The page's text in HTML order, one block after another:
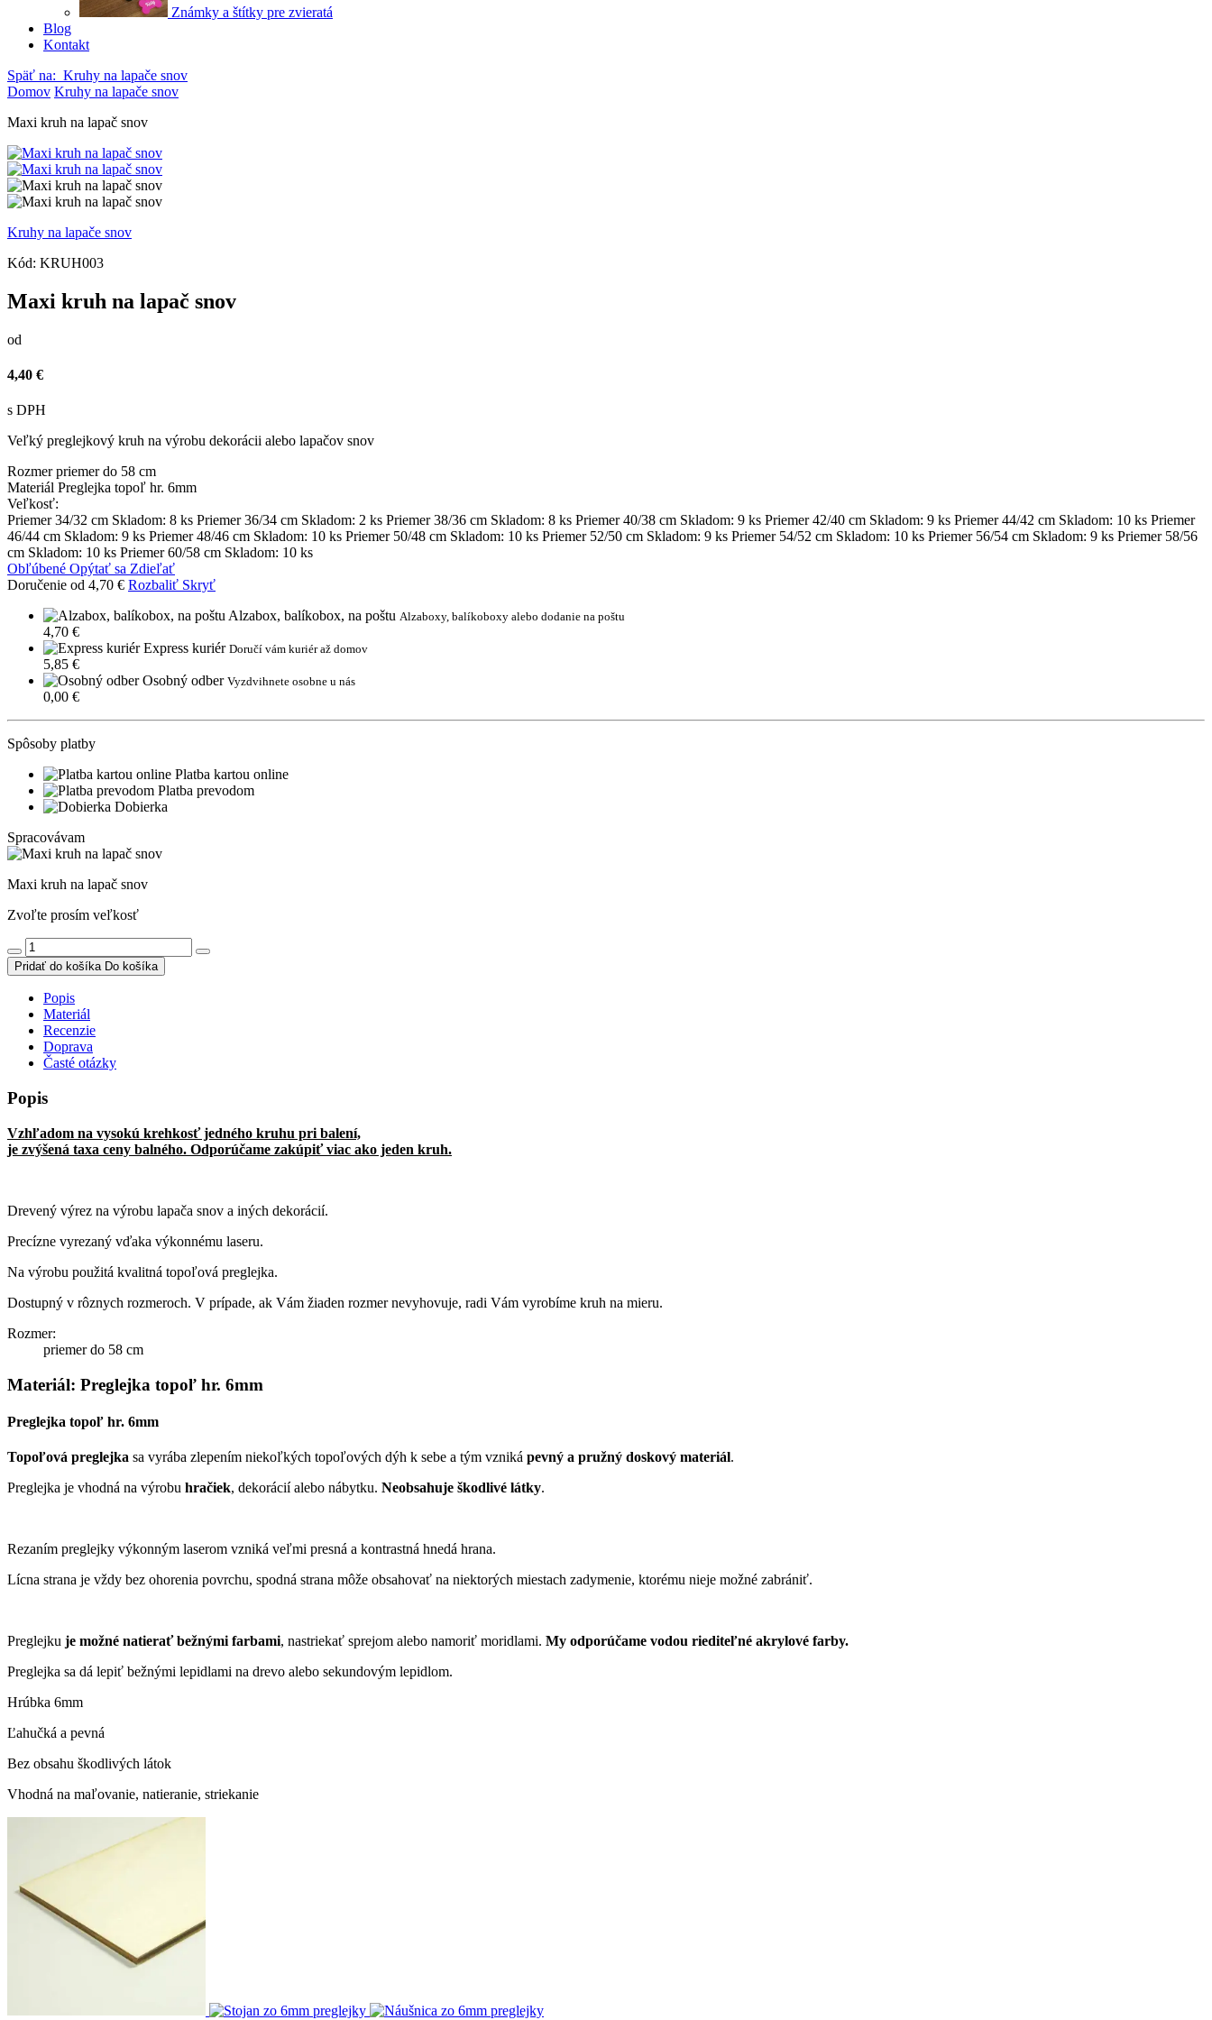
Známky a štítky pre zvieratá
Blog
Kontakt
Späť na: Kruhy na lapače snov
Domov Kruhy na lapače snov
Maxi kruh na lapač snov
Kruhy na lapače snov
Kód: KRUH003
Maxi kruh na lapač snov
od
4,40 €
s DPH
Veľký preglejkový kruh na výrobu dekorácii alebo lapačov snov
Rozmer priemer do 58 cm
Materiál Preglejka topoľ hr. 6mm
Veľkosť:
Priemer 34/32 cm Skladom: 8 ks Priemer 36/34 cm Skladom: 2 ks Priemer 38/36 cm Skladom: 8 ks Priemer 40/38 cm Skladom: 9 ks Priemer 42/40 cm Skladom: 9 ks Priemer 44/42 cm Skladom: 10 ks Priemer
46/44 cm Skladom: 9 ks Priemer 48/46 cm Skladom: 10 ks Priemer 50/48 cm Skladom: 10 ks Priemer 52/50 cm Skladom: 9 ks Priemer 54/52 cm Skladom: 10 ks Priemer 56/54 cm Skladom: 9 ks Priemer 58/56
cm Skladom: 10 ks Priemer 60/58 cm Skladom: 10 ks
Obľúbené Opýtať sa Zdieľať
Doručenie od 4,70 € Rozbaliť Skryť
Alzabox, balíkobox, na poštu Alzaboxy, balíkoboxy alebo dodanie na poštu
4,70 €
Express kuriér Doručí vám kuriér až domov
5,85 €
Osobný odber Vyzdvihnete osobne u nás
0,00 €
Spôsoby platby
Platba kartou online
Platba prevodom
Dobierka
Spracovávam
Maxi kruh na lapač snov
Zvoľte prosím veľkosť
Pridať do košíka Do košíka
Popis
Materiál
Recenzie
Doprava
Časté otázky
Popis
Vzhľadom na vysokú krehkosť jedného kruhu pri balení,
je zvýšená taxa ceny balného. Odporúčame zakúpiť viac ako jeden kruh.
Drevený výrez na výrobu lapača snov a iných dekorácií.
Precízne vyrezaný vďaka výkonnému laseru.
Na výrobu použitá kvalitná topoľová preglejka.
Dostupný v rôznych rozmeroch. V prípade, ak Vám žiaden rozmer nevyhovuje, radi Vám vyrobíme kruh na mieru.
Rozmer:
priemer do 58 cm
Materiál: Preglejka topoľ hr. 6mm
Preglejka topoľ hr. 6mm
Topoľová preglejka sa vyrába zlepením niekoľkých topoľových dýh k sebe a tým vzniká pevný a pružný doskový materiál.
Preglejka je vhodná na výrobu hračiek, dekorácií alebo nábytku. Neobsahuje škodlivé látky.
Rezaním preglejky výkonným laserom vzniká veľmi presná a kontrastná hnedá hrana.
Lícna strana je vždy bez ohorenia povrchu, spodná strana môže obsahovať na niektorých miestach zadymenie, ktorému nieje možné zabrániť.
Preglejku je možné natierať bežnými farbami, nastriekať sprejom alebo namoriť moridlami. My odporúčame vodou riediteľné akrylové farby.
Preglejka sa dá lepiť bežnými lepidlami na drevo alebo sekundovým lepidlom.
Hrúbka 6mm
Ľahučká a pevná
Bez obsahu škodlivých látok
Vhodná na maľovanie, natieranie, striekanie